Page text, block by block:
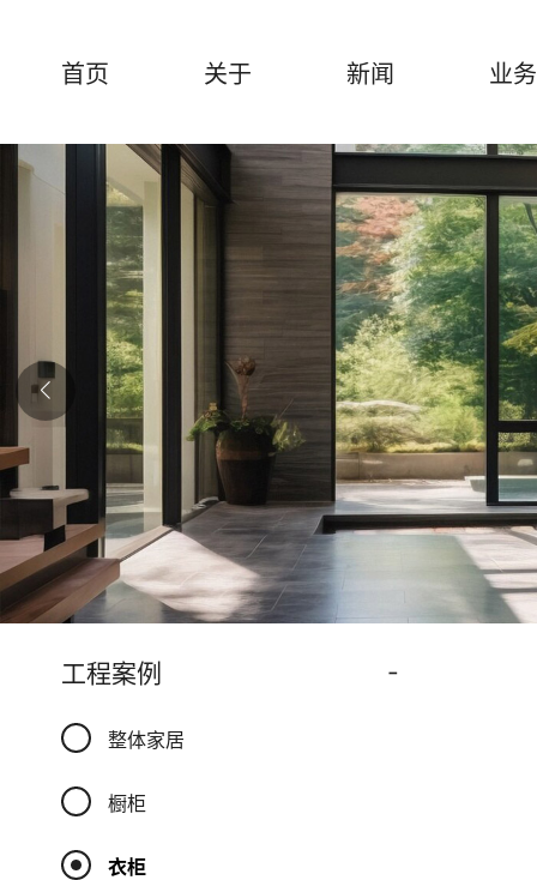
首页 关于 新闻 业务
工程案例 -
整体家居
橱柜
衣柜